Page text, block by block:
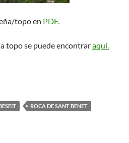
topo en PDF.
topo se puede encontraraquí.
Els Ports de Beseit
ROCA DE SANT BENET